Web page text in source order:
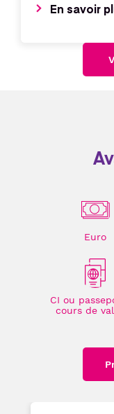
En savoir
Euro
CI ou
cours de